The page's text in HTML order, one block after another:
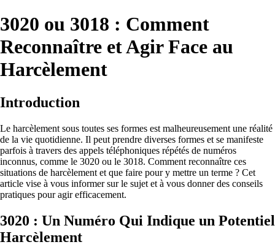
3020 ou 3018 : Comment
Reconnaître et Agir Face au
Harcèlement
Introduction
Le harcèlement sous toutes ses formes est malheureusement une réalité
de la vie quotidienne. Il peut prendre diverses formes et se manifeste
parfois à travers des appels téléphoniques répétés de numéros
inconnus, comme le 3020 ou le 3018. Comment reconnaître ces
situations de harcèlement et que faire pour y mettre un terme ? Cet
article vise à vous informer sur le sujet et à vous donner des conseils
pratiques pour agir efficacement.
3020 : Un Numéro Qui Indique un Potentiel
Harcèlement